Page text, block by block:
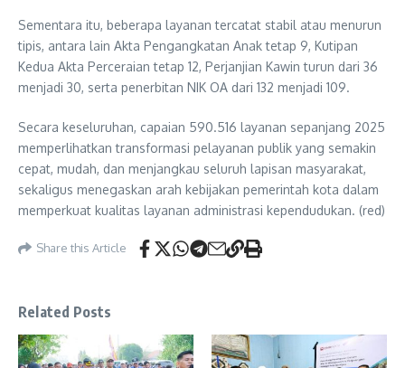
Sementara itu, beberapa layanan tercatat stabil atau menurun
tipis, antara lain Akta Pengangkatan Anak tetap 9, Kutipan
Kedua Akta Perceraian tetap 12, Perjanjian Kawin turun dari 36
menjadi 30, serta penerbitan NIK OA dari 132 menjadi 109.
Secara keseluruhan, capaian 590.516 layanan sepanjang 2025
memperlihatkan transformasi pelayanan publik yang semakin
cepat, mudah, dan menjangkau seluruh lapisan masyarakat,
sekaligus menegaskan arah kebijakan pemerintah kota dalam
memperkuat kualitas layanan administrasi kependudukan. (red)
Share this Article
Related Posts